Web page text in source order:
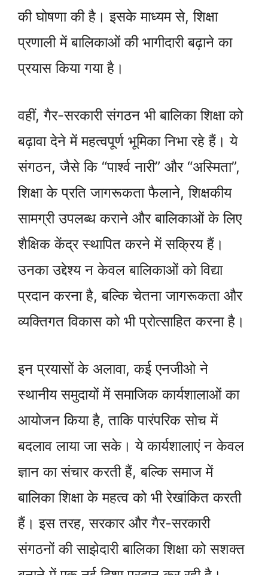
की घोषणा की है। इसके माध्यम से, शिक्षा
प्रणाली में बालिकाओं की भागीदारी बढ़ाने का
प्रयास किया गया है।
वहीं, गैर-सरकारी संगठन भी बालिका शिक्षा को
बढ़ावा देने में महत्वपूर्ण भूमिका निभा रहे हैं। ये
संगठन, जैसे कि “पार्श्व नारी” और “अस्मिता”,
शिक्षा के प्रति जागरूकता फैलाने, शिक्षकीय
सामग्री उपलब्ध कराने और बालिकाओं के लिए
शैक्षिक केंद्र स्थापित करने में सक्रिय हैं।
उनका उद्देश्य न केवल बालिकाओं को विद्या
प्रदान करना है, बल्कि चेतना जागरूकता और
व्यक्तिगत विकास को भी प्रोत्साहित करना है।
इन प्रयासों के अलावा, कई एनजीओ ने
स्थानीय समुदायों में समाजिक कार्यशालाओं का
आयोजन किया है, ताकि पारंपरिक सोच में
बदलाव लाया जा सके। ये कार्यशालाएं न केवल
ज्ञान का संचार करती हैं, बल्कि समाज में
बालिका शिक्षा के महत्व को भी रेखांकित करती
हैं। इस तरह, सरकार और गैर-सरकारी
संगठनों की साझेदारी बालिका शिक्षा को सशक्त